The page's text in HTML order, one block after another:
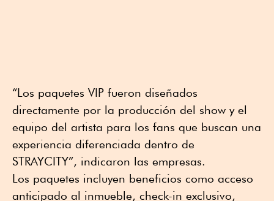
“Los paquetes VIP fueron diseñados
directamente por la producción del show y el
equipo del artista para los fans que buscan una
experiencia diferenciada dentro de
STRAYCITY”, indicaron las empresas.
Los paquetes incluyen beneficios como acceso
anticipado al inmueble, check-in exclusivo,